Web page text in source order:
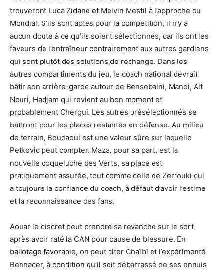
trouveront Luca Zidane et Melvin Mestil à l’approche du
Mondial. S’ils sont aptes pour la compétition, il n’y a
aucun doute à ce qu’ils soient sélectionnés, car ils ont les
faveurs de l’entraîneur contrairement aux autres gardiens
qui sont plutôt des solutions de rechange. Dans les
autres compartiments du jeu, le coach national devrait
bâtir son arrière-garde autour de Bensebaini, Mandi, Ait
Nouri, Hadjam qui revient au bon moment et
probablement Chergui. Les autres présélectionnés se
battront pour les places restantes en défense. Au milieu
de terrain, Boudaoui est une valeur sûre sur laquelle
Petkovic peut compter. Maza, pour sa part, est la
nouvelle coqueluche des Verts, sa place est
pratiquement assurée, tout comme celle de Zerrouki qui
a toujours la confiance du coach, à défaut d’avoir l’estime
et la reconnaissance des fans.
Aouar le discret peut prendre sa revanche sur le sort
après avoir raté la CAN pour cause de blessure. En
ballotage favorable, on peut citer Chaïbi et l’expérimenté
Bennacer, à condition qu’il soit débarrassé de ses ennuis